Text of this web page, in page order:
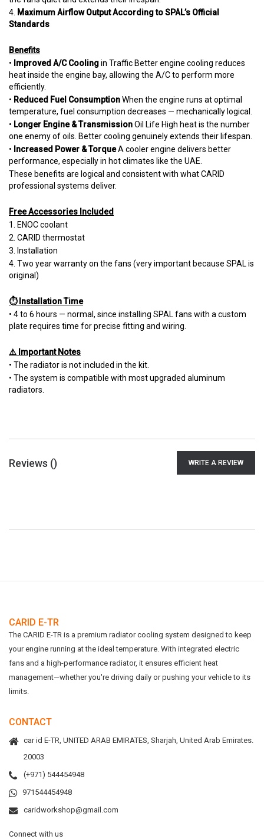
4. Maximum Airflow Output According to SPAL’s Official
Standards
Benefits
• Improved A/C Coolingin Traffic Better engine cooling reduces
heat inside the engine bay, allowing the A/C to perform more
efficiently.
• Reduced Fuel ConsumptionWhen the engine runs at optimal
temperature, fuel consumption decreases — mechanically logical.
• Longer Engine & TransmissionOil Life High heat is the number
one enemy of oils. Better cooling genuinely extends their lifespan.
• Increased Power & TorqueA cooler engine delivers better
performance, especially in hot climates like the UAE.
These benefits are logical and consistent with what CARID
professional systems deliver.
Free Accessories Included
1. ENOC coolant
2. CARID thermostat
3. Installation
4. Two year warranty on the fans (very important because SPAL is
original)
⏱ Installation Time
• 4 to 6 hours — normal, since installing SPAL fans with a custom
plate requires time for precise fitting and wiring.
⚠️ Important Notes
• The radiator is not included in the kit.
• The system is compatible with most upgraded aluminum
radiators.
Reviews () WRITE A REVIEW
CARID E-TR
The CARID E-TR is a premium radiator cooling system designed to keep
your engine running at the ideal temperature. With integrated electric
fans and a high-performance radiator, it ensures efficient heat
management—whether you're driving daily or pushing your vehicle to its
limits.
CONTACT
car id E-TR, UNITED ARAB EMIRATES, Sharjah, United Arab Emirates.
20003
(+971) 544454948
971544454948
caridworkshop@gmail.com
Connect with us